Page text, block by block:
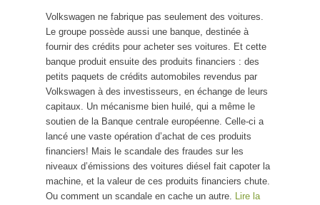
Volkswagen ne fabrique pas seulement des voitures.
Le groupe possède aussi une banque, destinée à
fournir des crédits pour acheter ses voitures. Et cette
banque produit ensuite des produits financiers : des
petits paquets de crédits automobiles revendus par
Volkswagen à des investisseurs, en échange de leurs
capitaux. Un mécanisme bien huilé, qui a même le
soutien de la Banque centrale européenne. Celle-ci a
lancé une vaste opération d’achat de ces produits
financiers! Mais le scandale des fraudes sur les
niveaux d’émissions des voitures diésel fait capoter la
machine, et la valeur de ces produits financiers chute.
Ou comment un scandale en cache un autre. Lire la